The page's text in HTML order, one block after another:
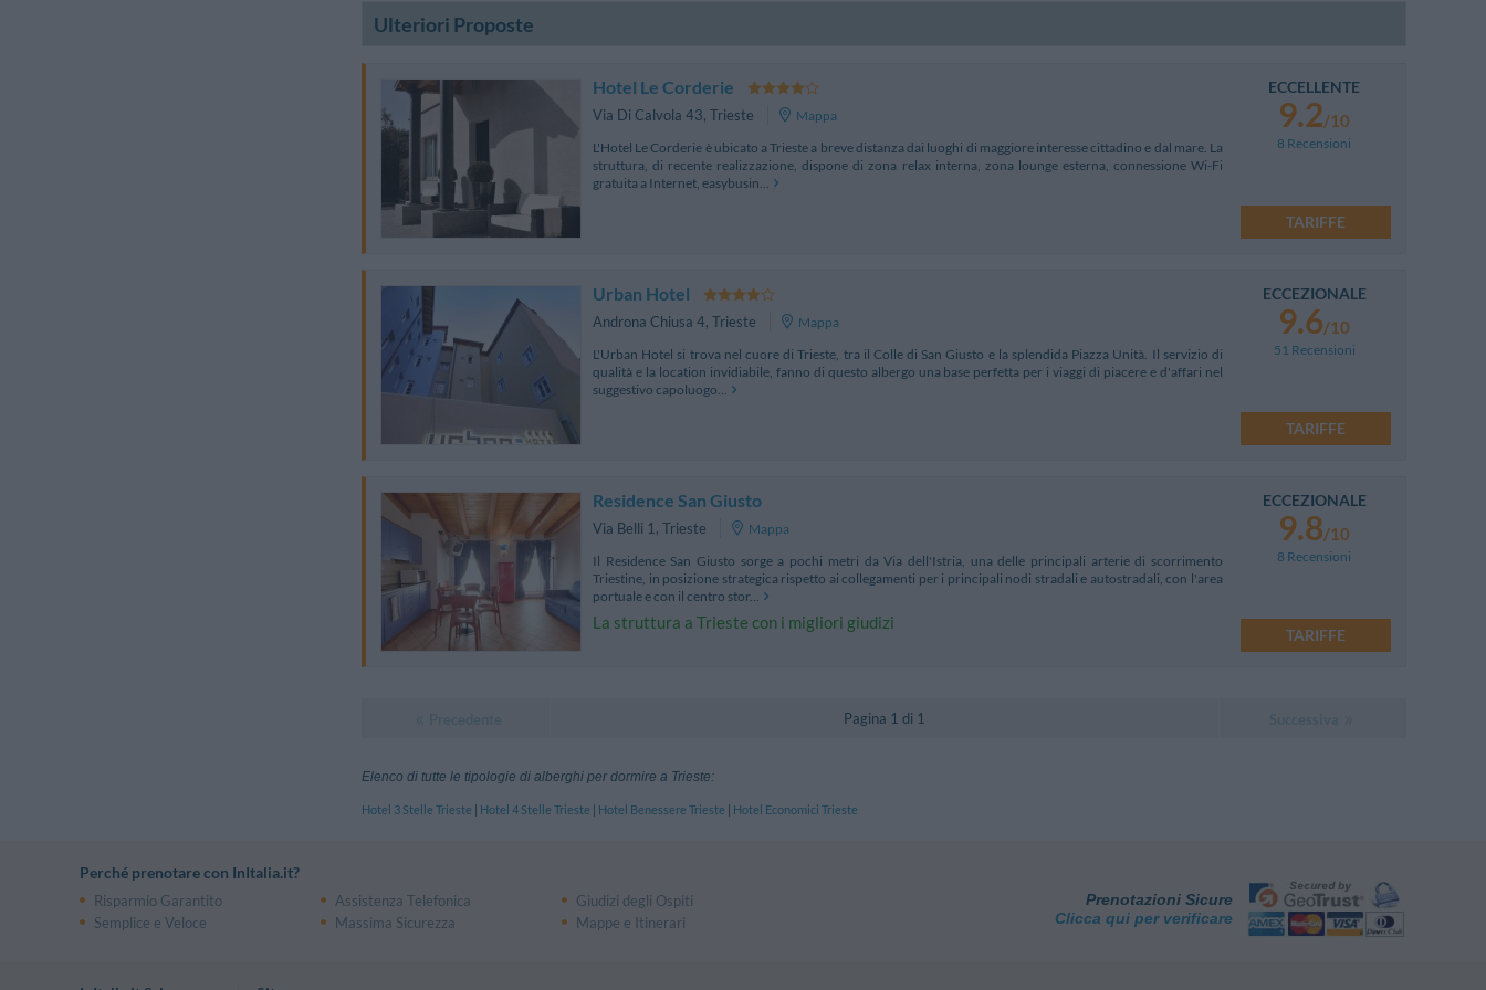
Ulteriori Proposte
Hotel Le Corderie
Via Di Calvola 43, Trieste
Mappa
L'Hotel Le Corderie è ubicato a Trieste a breve distanza dai luoghi di maggiore interesse cittadino e dal mare. La
struttura, di recente realizzazione, dispone di zona relax interna, zona lounge esterna, connessione Wi-Fi
gratuita a Internet, easybusin...
ECCELLENTE
9.2/10
8 Recensioni
TARIFFE
Urban Hotel
Androna Chiusa 4, Trieste
Mappa
L'Urban Hotel si trova nel cuore di Trieste, tra il Colle di San Giusto e la splendida Piazza Unità. Il servizio di
qualità e la location invidiabile, fanno di questo albergo una base perfetta per i viaggi di piacere e d'affari nel
suggestivo capoluogo...
ECCEZIONALE
9.6/10
51 Recensioni
TARIFFE
Residence San Giusto
Via Belli 1, Trieste
Mappa
Il Residence San Giusto sorge a pochi metri da Via dell'Istria, una delle principali arterie di scorrimento
Triestine, in posizione strategica rispetto ai collegamenti per i principali nodi stradali e autostradali, con l'area
portuale e con il centro stor...
La struttura a Trieste con i migliori giudizi
ECCEZIONALE
9.8/10
8 Recensioni
TARIFFE
Pagina 1 di 1
Elenco di tutte le tipologie di alberghi per dormire a Trieste:
Hotel 3 Stelle Trieste Hotel 4 Stelle Trieste Hotel Benessere Trieste Hotel Economici Trieste
Perché prenotare con InItalia.it?
Risparmio Garantito Assistenza Telefonica
Giudizi degli Ospiti
Semplice e Veloce
Massima Sicurezza Mappe e Itinerari
Prenotazioni Sicure
Clicca qui per verificare